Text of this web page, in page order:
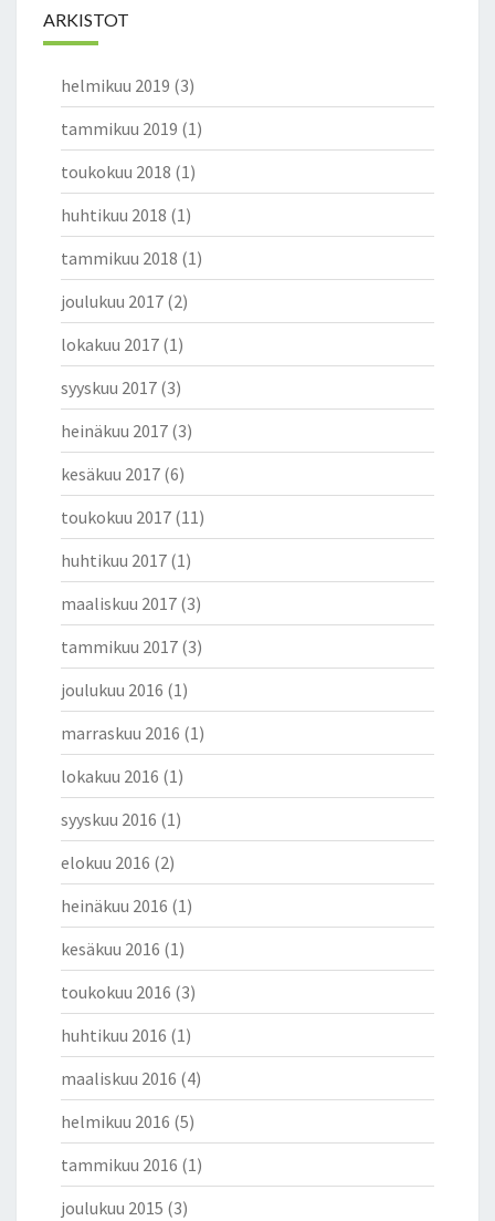
ARKISTOT
helmikuu 2019 (3)
tammikuu 2019 (1)
toukokuu 2018 (1)
huhtikuu 2018 (1)
tammikuu 2018 (1)
joulukuu 2017 (2)
lokakuu 2017 (1)
syyskuu 2017 (3)
heinäkuu 2017 (3)
kesäkuu 2017 (6)
toukokuu 2017 (11)
huhtikuu 2017 (1)
maaliskuu 2017 (3)
tammikuu 2017 (3)
joulukuu 2016 (1)
marraskuu 2016 (1)
lokakuu 2016 (1)
syyskuu 2016 (1)
elokuu 2016 (2)
heinäkuu 2016 (1)
kesäkuu 2016 (1)
toukokuu 2016 (3)
huhtikuu 2016 (1)
maaliskuu 2016 (4)
helmikuu 2016 (5)
tammikuu 2016 (1)
joulukuu 2015 (3)